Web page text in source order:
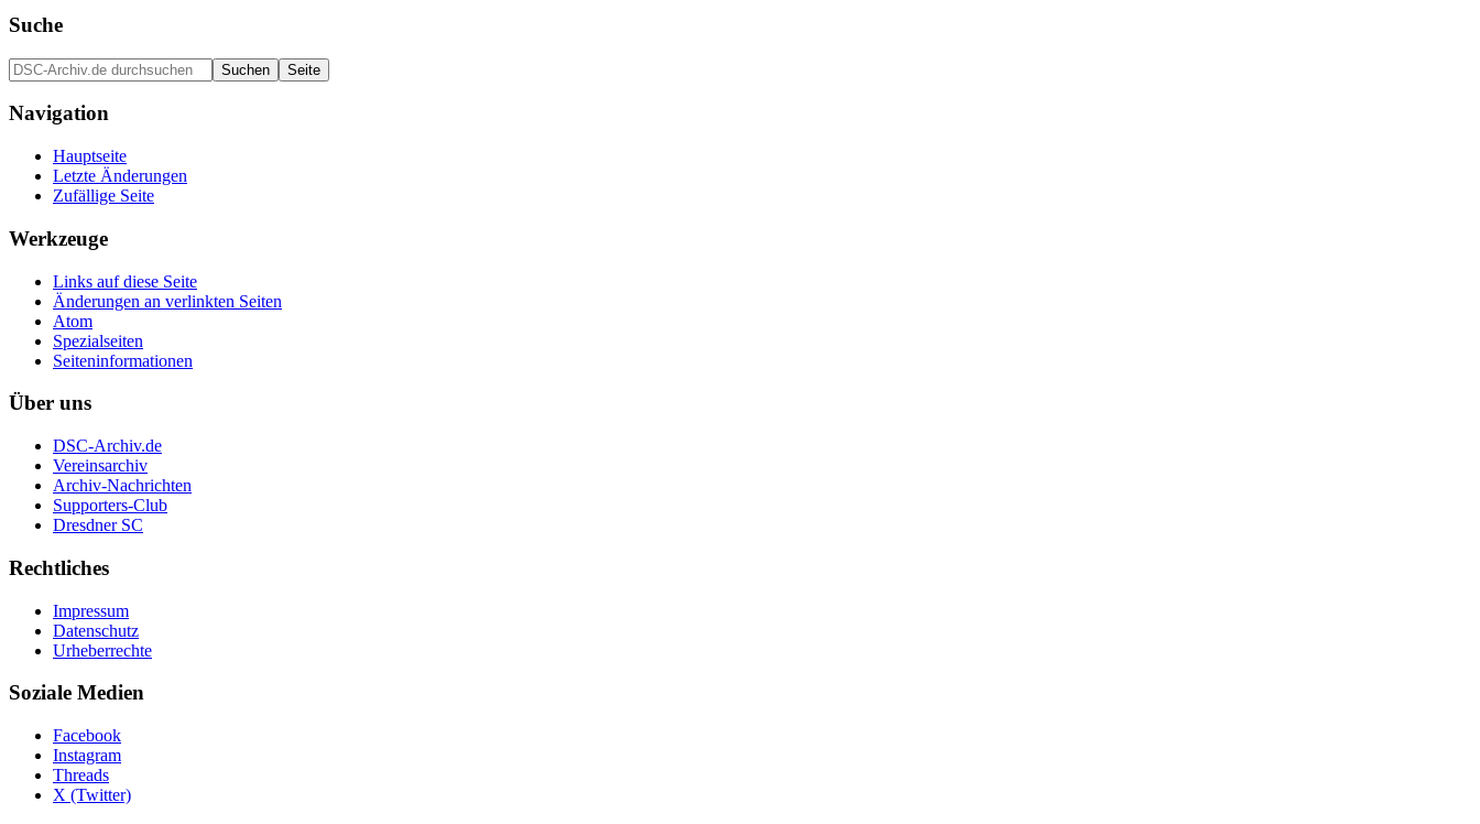
Suche
Navigation
Hauptseite
Letzte Änderungen
Zufällige Seite
Werkzeuge
Links auf diese Seite
Änderungen an verlinkten Seiten
Atom
Spezialseiten
Seiten­informationen
Über uns
DSC-Archiv.de
Vereinsarchiv
Archiv-Nachrichten
Supporters-Club
Dresdner SC
Rechtliches
Impressum
Datenschutz
Urheberrechte
Soziale Medien
Facebook
Instagram
Threads
X (Twitter)